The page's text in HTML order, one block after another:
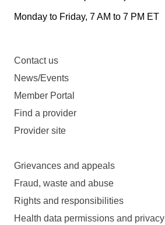
Monday to Friday, 7 AM to 7 PM ET
Contact us
News/Events
Member Portal
Find a provider
Provider site
Grievances and appeals
Fraud, waste and abuse
Rights and responsibilities
Health data permissions and privacy